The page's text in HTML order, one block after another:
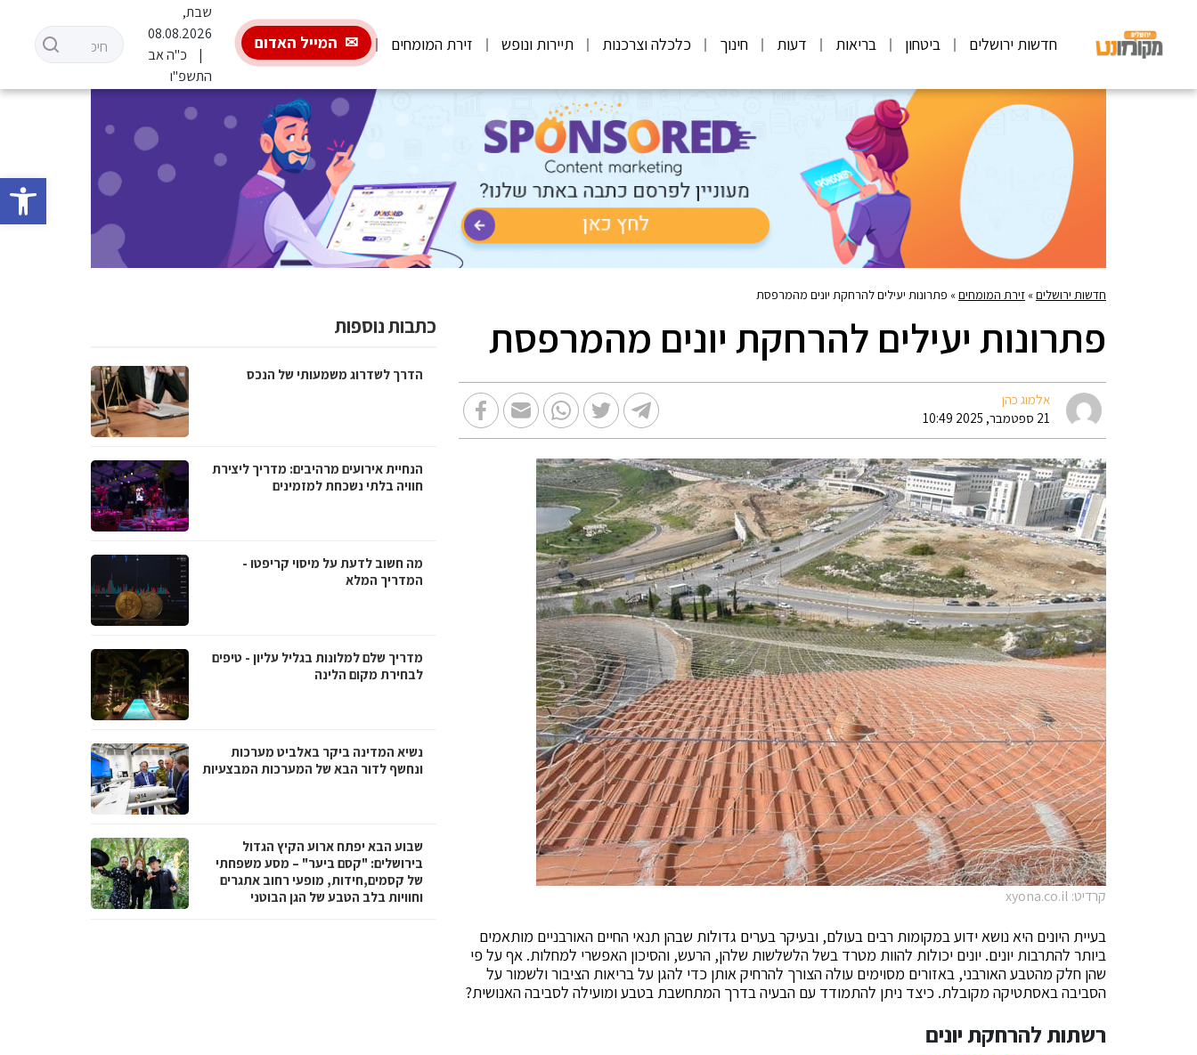
פתח
חדשות ירושלים ביטחון בריאות דעות חינוך כלכלה וצרכנות תיירות ונופש זירת המומחים המייל האדום
שבת,
08.08.2026
כ"ה אב
התשפ"ו
חדשות ירושלים» זירת המומחים» פתרונות יעילים להרחקת יונים מהמרפסת
פתרונות יעילים להרחקת יונים מהמרפסת
אלמוג כהן
21 ספטמבר, 2025 10:49
קרדיט: xyona.co.il
בעיית היונים היא נושא ידוע במקומות רבים בעולם, ובעיקר בערים גדולות שבהן תנאי החיים האורבניים מותאמים
ביותר להתרבות יונים. יונים יכולות להוות מטרד בשל הלשלשות שלהן, הרעש, והסיכון האפשרי למחלות. אף על פי
שהן חלק מהטבע האורבני, באזורים מסוימים עולה הצורך להרחיק אותן כדי להגן על בריאות הציבור ולשמור על
הסביבה באסתטיקה מקובלת. כיצד ניתן להתמודד עם הבעיה בדרך המתחשבת בטבע ומועילה לסביבה האנושית?
רשתות להרחקת יונים
כתבות נוספות
הדרך לשדרוג משמעותי של הנכס
הנחיית אירועים מרהיבים: מדריך ליצירת
חוויה בלתי נשכחת למזמינים
מה חשוב לדעת על מיסוי קריפטו -
המדריך המלא
מדריך שלם למלונות בגליל עליון - טיפים
לבחירת מקום הלינה
נשיא המדינה ביקר באלביט מערכות
ונחשף לדור הבא של המערכות המבצעיות
שבוע הבא יפתח ארוע הקיץ הגדול
בירושלים: "קסם ביער" – מסע משפחתי
של קסמים,חידות, מופעי רחוב אתגרים
וחוויות בלב הטבע של הגן הבוטני